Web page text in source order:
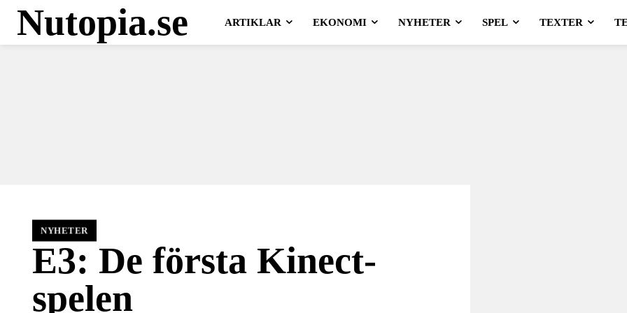
Nutopia.se ARTIKLAR EKONOMI NYHETER SPEL TEXTER
NYHETER
E3: De första Kinect-
spelen